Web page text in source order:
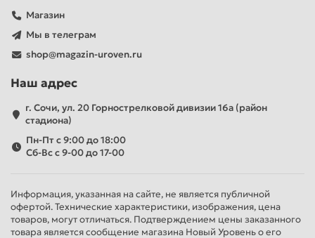
Магазин
Мы в телеграм
shop@magazin-uroven.ru
Наш адрес
г. Сочи, ул. 20 Горнострелковой дивизии 16а (район
стадиона)
Пн-Пт с 9:00 до 18:00
Сб-Вс с 9-00 до 17-00
Информация, указанная на сайте, не является публичной
офертой. Технические характеристики, изображения, цена
товаров, могут отличаться. Подтверждением цены заказанного
товара является сообщение магазина Новый Уровень о его